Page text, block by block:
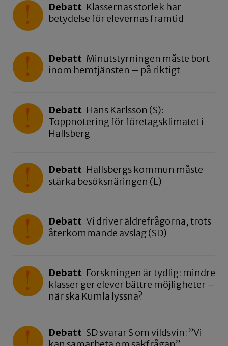
Debatt Klassernas storlek har
betydelse för elevernas framtid
Debatt Minutstyrningen måste bort
inom hemtjänsten – på riktigt
Debatt Hans Karlsson (S):
Toppnotering för företagsklimatet i
Hallsberg
Debatt Hallsbergs kommun måste
stärka besöksnäringen (L)
Debatt Vi driver äldrefrågorna, trots
återkommande avslag (SD)
Debatt Forskningen är tydlig: mindre
klasser ger elever bättre möjligheter –
när ska Kumla lyssna?
Debatt SD svarar S om vildsvin: ”Vi